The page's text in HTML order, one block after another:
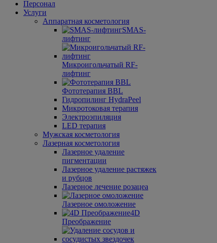
Персонал
Услуги
Аппаратная косметология
SMAS-
лифтинг
Микроигольчатый RF-
лифтинг
Фототерапия BBL
Гидро­пилинг HydraPeel
Микротоковая терапия
Электроэпиляция
LED терапия
Мужская косметология
Лазерная косметология
Лазерное удаление
пигментации
Лазерное удаление растяжек
и рубцов
Лазерное лечение розацеа
Лазерное омоложение
4D
Преображение